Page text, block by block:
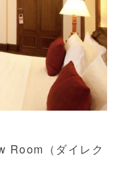
Room（ダイレク